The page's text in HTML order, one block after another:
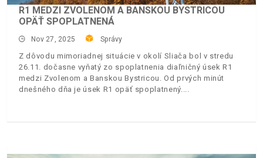
R1 MEDZI ZVOLENOM A BANSKOU BYSTRICOU
OPÄŤ SPOPLATNENÁ
Nov 27, 2025 Správy
Z dôvodu mimoriadnej situácie v okolí Sliača bol v stredu
26.11. dočasne vyňatý zo spoplatnenia diaľničný úsek R1
medzi Zvolenom a Banskou Bystricou. Od prvých minút
dnešného dňa je úsek R1 opäť spoplatnený.